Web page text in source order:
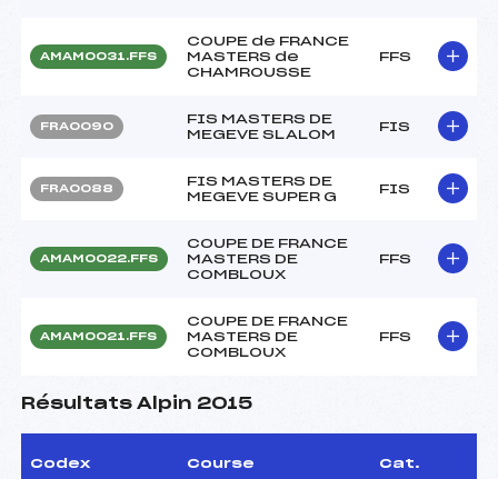
AMAM0031.FFS
COUPE de FRANCE
MASTERS de
CHAMROUSSE
FFS
FRA0090
FIS MASTERS DE
MEGEVE SLALOM
FIS
FRA0088
FIS MASTERS DE
MEGEVE SUPER G
FIS
AMAM0022.FFS
COUPE DE FRANCE
MASTERS DE
COMBLOUX
FFS
AMAM0021.FFS
COUPE DE FRANCE
MASTERS DE
COMBLOUX
FFS
Résultats Alpin 2015
Codex Course Cat.